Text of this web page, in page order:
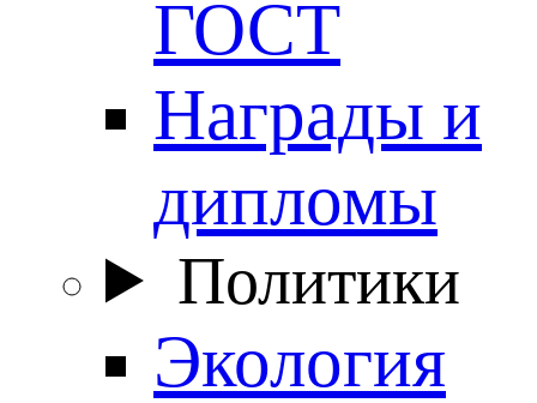
ГОСТ
Награды и
дипломы
Политики
Экология